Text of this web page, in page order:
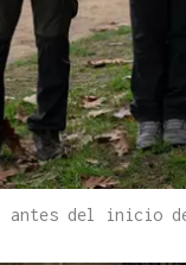
antes del inicio